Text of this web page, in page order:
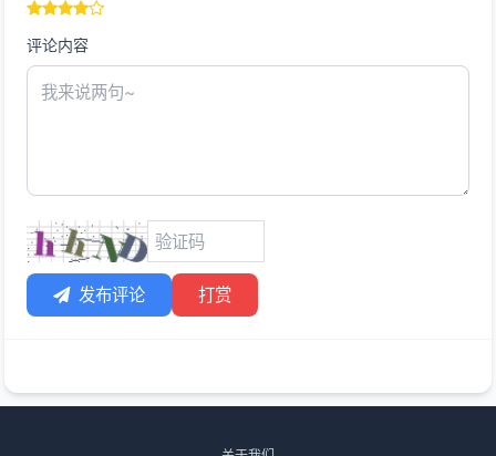
评论内容
发布评论 打赏